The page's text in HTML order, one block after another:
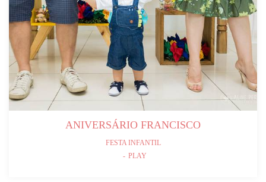
ANIVERSÁRIO FRANCISCO
FESTA INFANTIL
PLAY